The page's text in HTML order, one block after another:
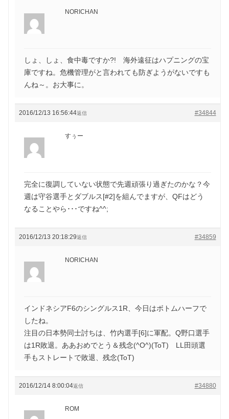
NORICHAN
しょ、しょ、食中毒ですか?! 海外遠征はハプニングの宝
庫ですね。危機管理がと言われても防ぎようがないですも
んね～。お大事に。
2016/12/13 16:56:44 #34844
返信
すぅー
完全に復調していない状態で先週頑張り過ぎたのかな？今
週は守谷選手とダブルス[#2]を組んでますが、QFはどう
なることやら･･･ですね^^;
2016/12/13 20:18:29 #34859
返信
NORICHAN
インドネシアF6のシングルス1R、今日はボトムハーフで
したね。
注目の日本勢同士討ちは、竹内選手[6]に軍配。Q野口選手
は1R敗退。ああおめでとう＆残念(^O^)(ToT) LL田頭選
手もストレートで敗退、残念(ToT)
2016/12/14 8:00:04 #34880
返信
ROM